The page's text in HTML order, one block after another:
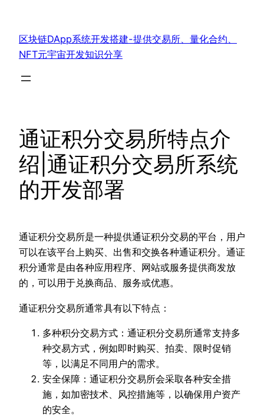
区块链DApp系统开发搭建-提供交易所、量化合约、
NFT元宇宙开发知识分享
通证积分交易所特点介
绍|通证积分交易所系统
的开发部署
通证积分交易所是一种提供通证积分交易的平台，用户
可以在该平台上购买、出售和交换各种通证积分。通证
积分通常是由各种应用程序、网站或服务提供商发放
的，可以用于兑换商品、服务或优惠。
通证积分交易所通常具有以下特点：
多种积分交易方式：通证积分交易所通常支持多
种交易方式，例如即时购买、拍卖、限时促销
等，以满足不同用户的需求。
安全保障：通证积分交易所会采取各种安全措
施，如加密技术、风控措施等，以确保用户资产
的安全。